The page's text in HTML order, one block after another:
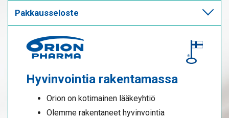
Pakkausseloste
Hyvinvointia rakentamassa
Orion on kotimainen lääkeyhtiö
Olemme rakentaneet hyvinvointia